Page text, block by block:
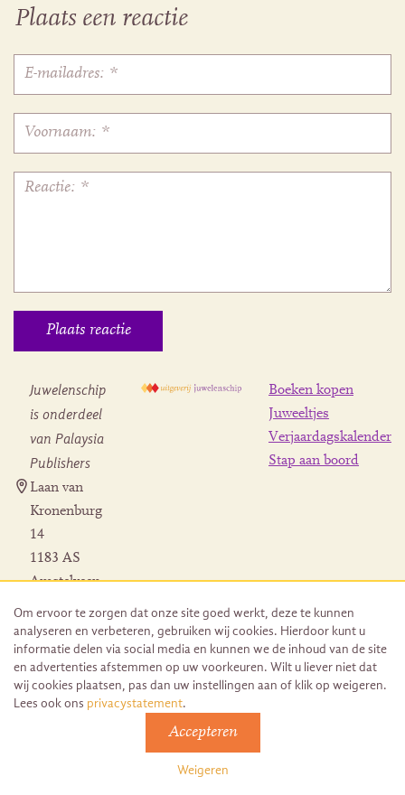
Plaats een reactie
Juwelenschip
is onderdeel
van Palaysia
Publishers
Laan van
Kronenburg
14
1183 AS
Amstelveen
Herroeping
bestelling
Boeken kopen
Juweeltjes
Verjaardagskalender
Stap aan boord
© 2026 Uitgeverij Juwelenschip. Duurzaam ontwikkeld door
Go2People
Algemene voorwaarden | Sitemap
Om ervoor te zorgen dat onze site goed werkt, deze te kunnen
analyseren en verbeteren, gebruiken wij cookies. Hierdoor kunt u
informatie delen via social media en kunnen we de inhoud van de site
en advertenties afstemmen op uw voorkeuren. Wilt u liever niet dat
wij cookies plaatsen, pas dan uw instellingen aan of klik op weigeren.
Lees ook ons privacystatement.
Accepteren
Weigeren